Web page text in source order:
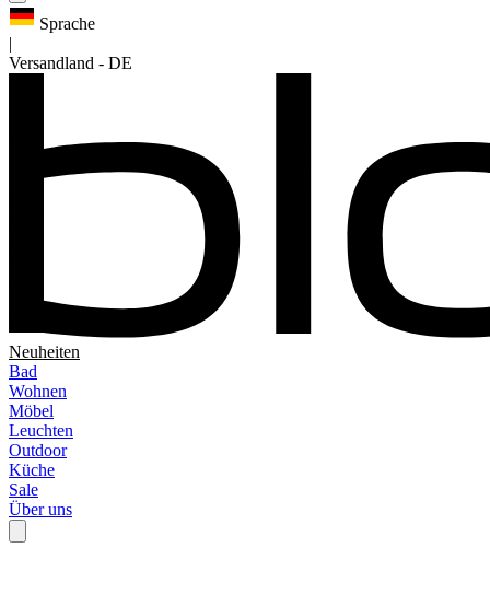
Sprache
Versandland - DE
Neuheiten
Bad
Wohnen
Möbel
Leuchten
Outdoor
Küche
Sale
Über uns